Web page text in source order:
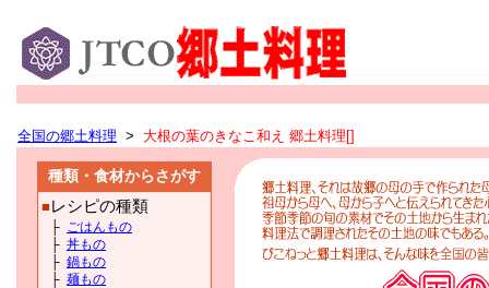
全国の郷土料理 > 大根の葉のきなこ和え 郷土料理[]
種類・食材からさがす
■ レシピの種類
├ ごはんもの
├ 丼もの
├ 鍋もの
├ 麺もの